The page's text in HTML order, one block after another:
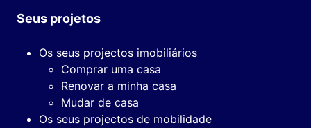
Seus projetos
Os seus projectos imobiliários
Comprar uma casa
Renovar a minha casa
Mudar de casa
Os seus projectos de mobilidade